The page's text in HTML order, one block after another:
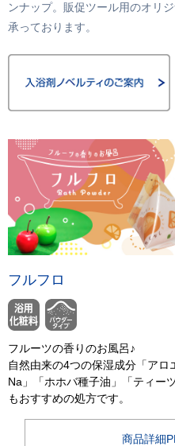
ンナップ。販促ツール用のオリ
承っております。
フルフロ
フルーツの香りのお風呂♪
自然由来の4つの保湿成分「ア
Na」「ホホバ種子油」「ティー
もおすすめの処方です。
商品詳細